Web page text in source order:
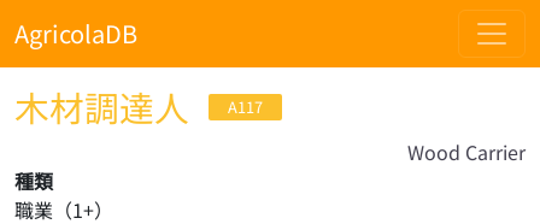
AgricolaDB
木材調達人 A117
Wood Carrier
種類
職業 （1+）